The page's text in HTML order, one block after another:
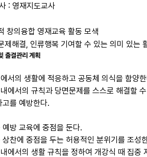
: 영재지도교사
창의융합 영재교육 활동 모색
제해결, 인류행복 기여할 수 있는 의미 있는
출결관리 계획
서의 생활에 적응하고 공동체 의식을 함양
에서의 규칙과 당면문제를 스스로 해결할
를 예방한다.
예방 교육에 중점을 둔다.
상찬에 중점을 두는 허용적인 분위기를 조성
에서의 생활 규칙을 정하여 개강식 때 집중